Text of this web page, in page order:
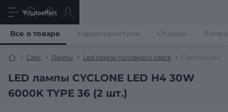
Свет Лампы Led лампы головного света
LED лампы CYCLONE LED H4 30W
6000K TYPE 36 (2 шт.)
Все о товаре Характеристики Отзывы